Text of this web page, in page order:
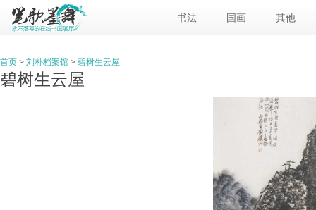
书法 国画 其他
首页 > 刘朴档案馆 > 碧树生云屋
碧树生云屋